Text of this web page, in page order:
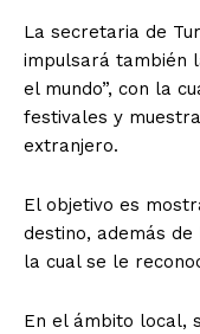
La secretaria de
impulsará también
el mundo”, con la
festivales y
extranjero.
El objetivo es
destino, además
la cual se le
En el ámbito local,